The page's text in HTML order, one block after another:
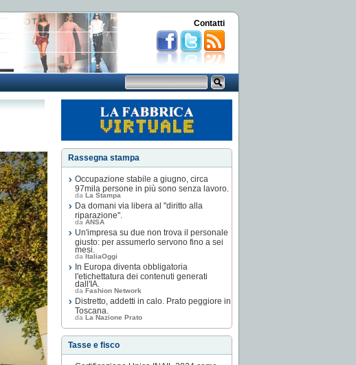
Contatti
Rassegna stampa
Occupazione stabile a giugno, circa
97mila persone in più sono senza lavoro.
da La Stampa
Da domani via libera al "diritto alla
riparazione".
da ANSA
Un'impresa su due non trova il personale
giusto: per assumerlo servono fino a sei
mesi.
da ItaliaOggi
In Europa diventa obbligatoria
l'etichettatura dei contenuti generati
dall'IA.
da Fashion Network
Distretto, addetti in calo. Prato peggiore in
Toscana.
da La Nazione Prato
Tasse e fisco